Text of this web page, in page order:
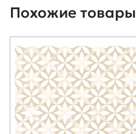
Похожие товары